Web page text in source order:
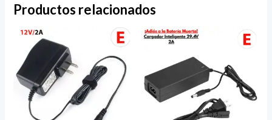
Productos relacionados